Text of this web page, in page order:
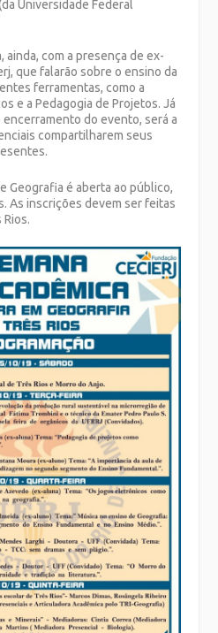
Universidade Federal
com a presença de ex-
que falarão sobre o ensino da
ferramentas, como a
e a Pedagogia de Projetos. Já
do evento, será a
compartilharem seus
Geografia é aberta ao público,
As inscrições devem ser feitas